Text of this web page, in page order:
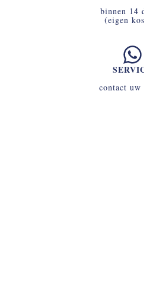
binnen 14
(eigen
contact